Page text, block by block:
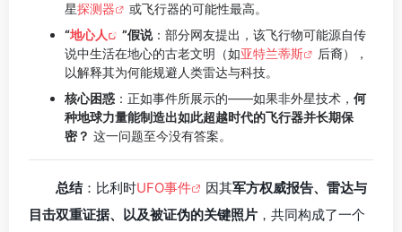
星探测器
或飞行器的可能性最高。
“地心人 ”假说：部分网友提出，该飞行物可能源自传
说中生活在地心的古老文明（如亚特兰蒂斯
后裔），
以解释其为何能规避人类雷达与科技。
核心困惑 ：正如事件所展示的——如果非外星技术， 何
种地球力量能制造出如此超越时代的飞行器并长期保
密？ 这一问题至今没有答案。
总结：比利时UFO事件 因其军方权威报告、雷达与
目击双重证据、以及被证伪的关键照片 ，共同构成了一个